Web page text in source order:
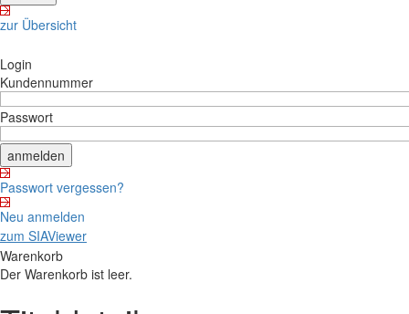
zur Übersicht
Login
Kundennummer
Passwort
Passwort vergessen?
Neu anmelden
zum SIAViewer
Warenkorb
Der Warenkorb ist leer.